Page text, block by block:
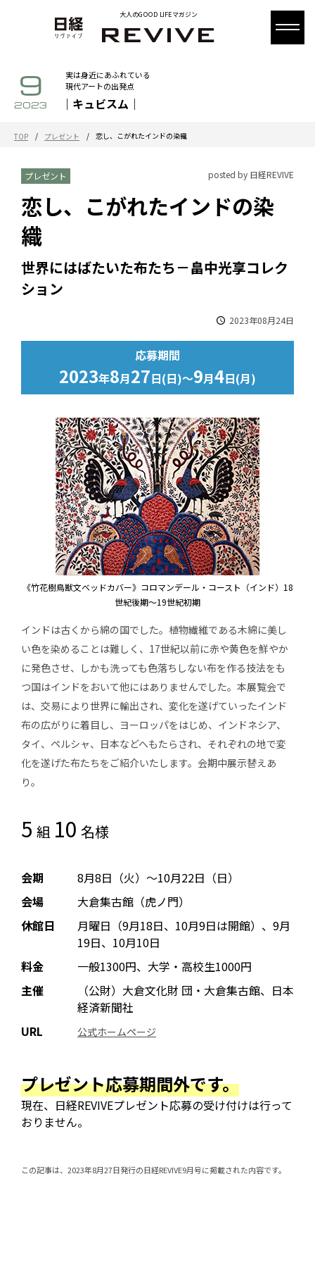
大人のGOOD LIFEマガジン
9
2023
実は身近にあふれている
現代アートの出発点
｜キュビスム｜
TOP / プレゼント / 恋し、こがれたインドの染織
プレゼント posted by 日経REVIVE
恋し、こがれたインドの染
織
世界にはばたいた布たち－畠中光享コレク
ション
2023年08月24日
応募期間
2023年8月27日(日)～9月4日(月)
《竹花樹鳥獣文ベッドカバー》コロマンデール・コースト（インド）18
世紀後期～19世紀初期
インドは古くから綿の国でした。植物繊維である木綿に美し
い色を染めることは難しく、17世紀以前に赤や黄色を鮮やか
に発色させ、しかも洗っても色落ちしない布を作る技法をも
つ国はインドをおいて他にはありませんでした。本展覧会で
は、交易により世界に輸出され、変化を遂げていったインド
布の広がりに着目し、ヨーロッパをはじめ、インドネシア、
タイ、ペルシャ、日本などへもたらされ、それぞれの地で変
化を遂げた布たちをご紹介いたします。会期中展示替えあ
り。
5 組 10 名様
会期
8月8日（火）～10月22日（日）
会場
大倉集古館（虎ノ門）
休館日
月曜日（9月18日、10月9日は開館）、9月
19日、10月10日
料金
一般1300円、大学・高校生1000円
主催
（公財）大倉文化財 団・大倉集古館、日本
経済新聞社
URL
公式ホームページ
プレゼント応募期間外です。
現在、日経REVIVEプレゼント応募の受け付けは行って
おりません。
この記事は、2023年8月27日発行の日経REVIVE9月号に掲載された内容です。